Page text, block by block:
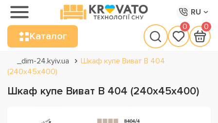
RU
Каталог
0 0
_dim-24.kyiv.ua
Шкаф купе Виват В 404
(240х45х400)
Шкаф купе Виват В 404 (240х45х400)